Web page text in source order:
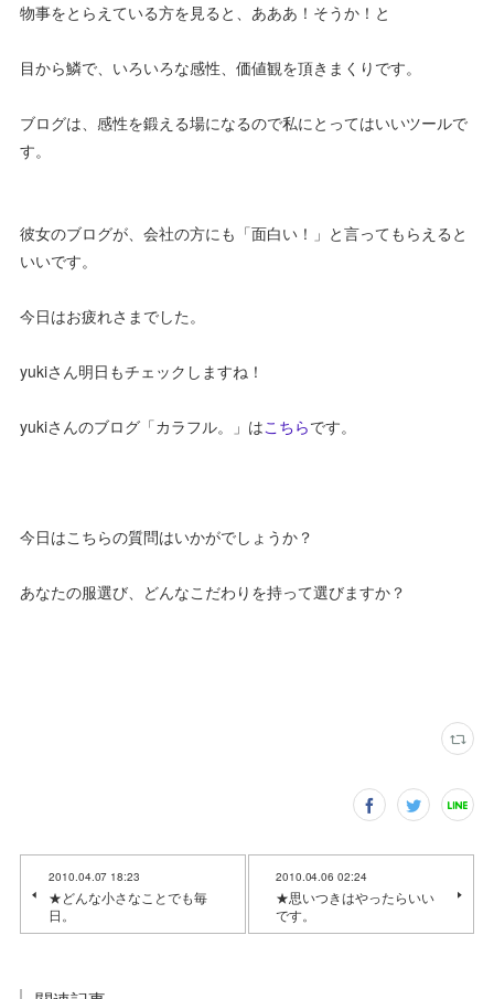
物事をとらえている方を見ると、あああ！そうか！と
目から鱗で、いろいろな感性、価値観を頂きまくりです。
ブログは、感性を鍛える場になるので私にとってはいいツールで
す。
彼女のブログが、会社の方にも「面白い！」と言ってもらえると
いいです。
今日はお疲れさまでした。
yukiさん明日もチェックしますね！
yukiさんのブログ「カラフル。」はこちらです。
今日はこちらの質問はいかがでしょうか？
あなたの服選び、どんなこだわりを持って選びますか？
2010.04.07 18:23
★どんな小さなことでも毎
日。
2010.04.06 02:24
★思いつきはやったらいい
です。